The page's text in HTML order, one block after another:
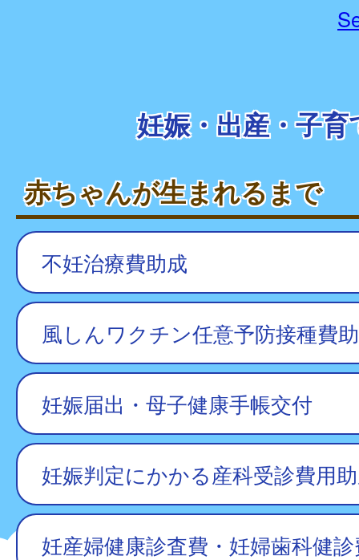
妊娠・出産・子育
赤ちゃんが生まれるまで
不妊治療費助成
風しんワクチン任意予防接種費
妊娠届出・母子健康手帳交付
妊娠判定にかかる産科受診費用
妊産婦健康診査費・妊婦歯科健